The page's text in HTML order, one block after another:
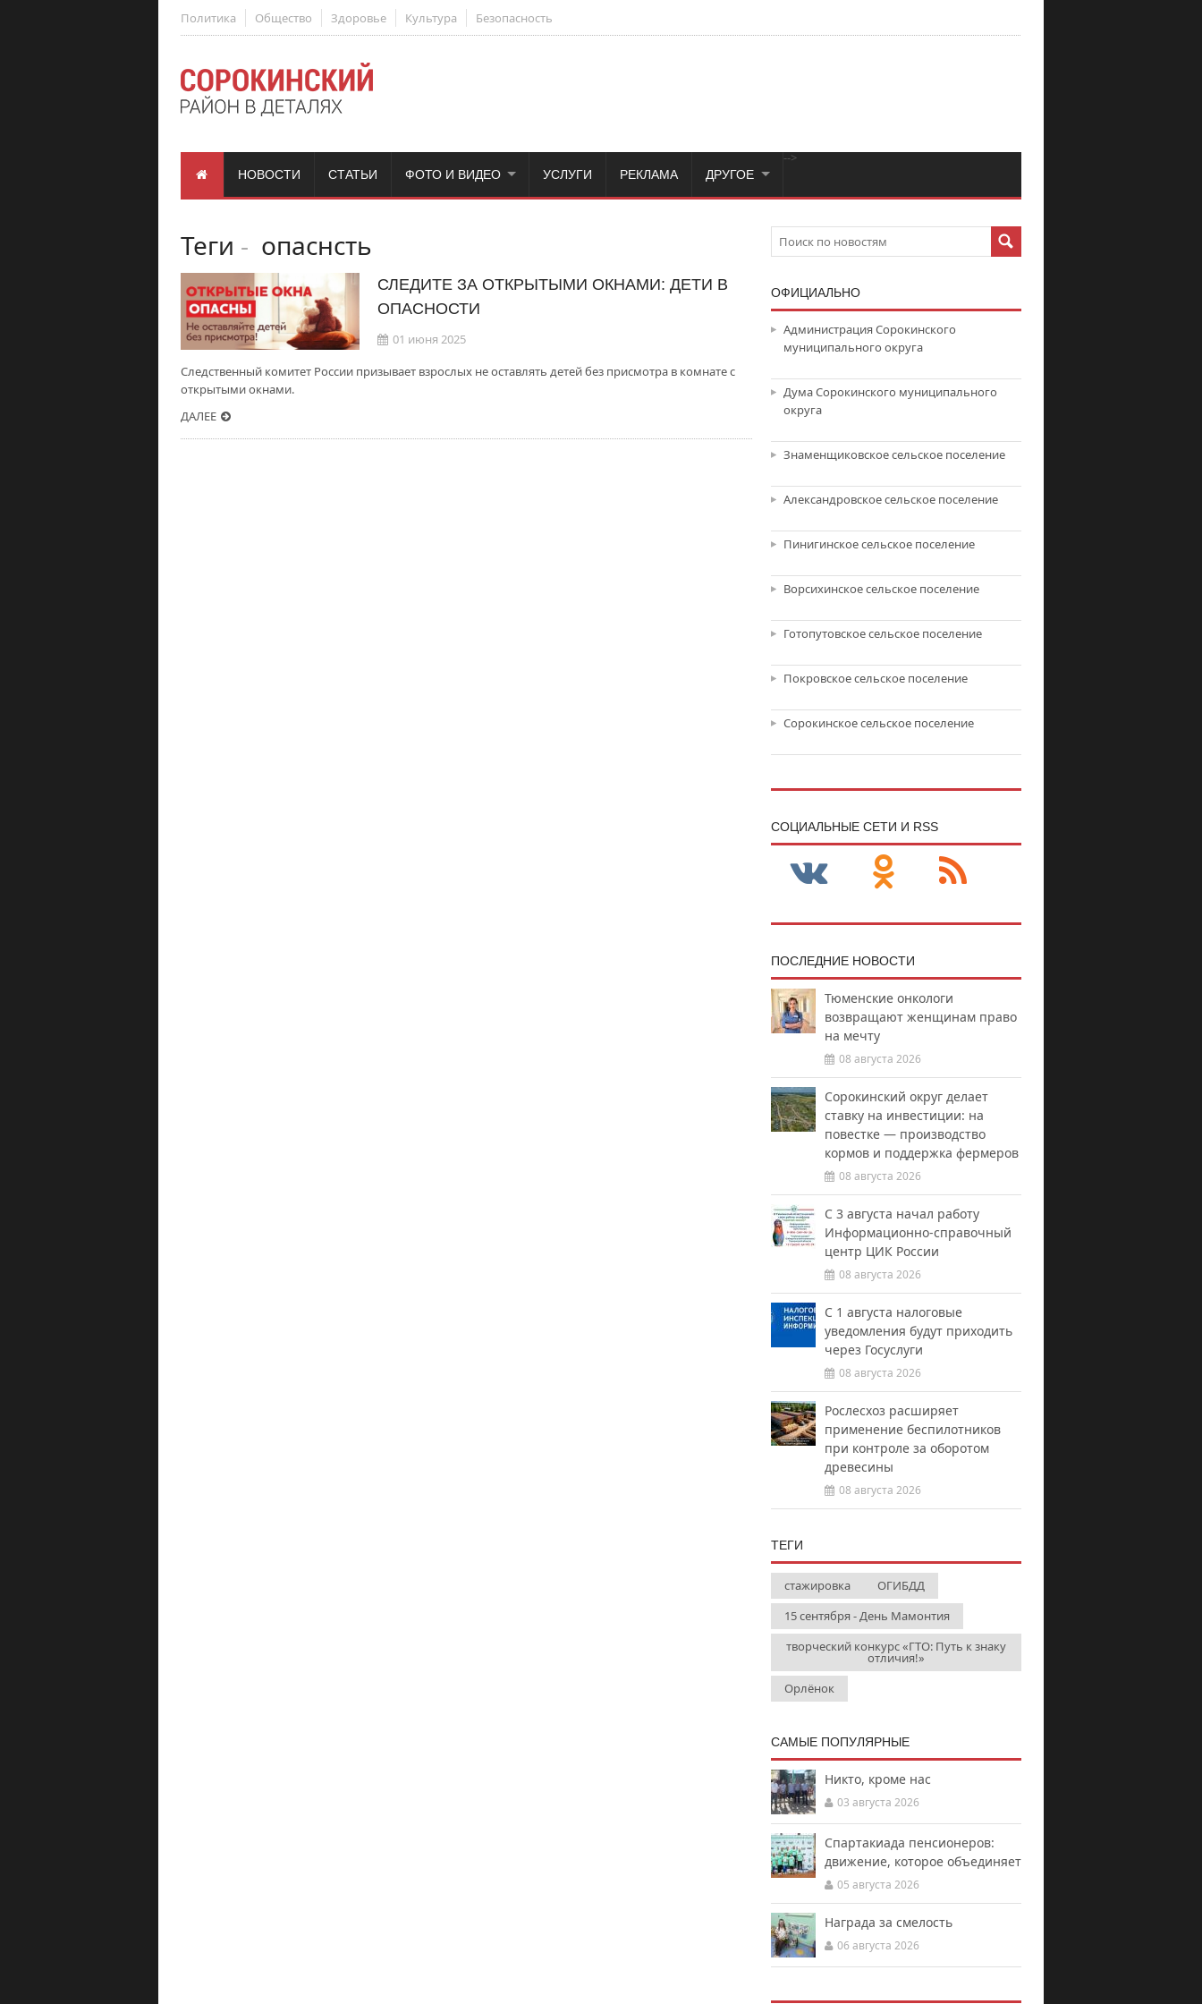
Политика Общество Здоровье Культура Безопасность
НОВОСТИ СТАТЬИ
-->
ФОТО И ВИДЕО УСЛУГИ РЕКЛАМА ДРУГОЕ
Теги - опаснсть
СЛЕДИТЕ ЗА ОТКРЫТЫМИ ОКНАМИ: ДЕТИ В
ОПАСНОСТИ
01 июня 2025
Следственный комитет России призывает взрослых не оставлять детей без присмотра в комнате с
открытыми окнами.
ДАЛЕЕ
ОФИЦИАЛЬНО
Администрация Сорокинского
муниципального округа
Дума Сорокинского муниципального
округа
Знаменщиковское сельское поселение
Александровское сельское поселение
Пинигинское сельское поселение
Ворсихинское сельское поселение
Готопутовское сельское поселение
Покровское сельское поселение
Сорокинское сельское поселение
CОЦИАЛЬНЫЕ СЕТИ И RSS
ПОСЛЕДНИЕ НОВОСТИ
Тюменские онкологи
возвращают женщинам право
на мечту
08 августа 2026
Сорокинский округ делает
ставку на инвестиции: на
повестке — производство
кормов и поддержка фермеров
08 августа 2026
С 3 августа начал работу
Информационно-справочный
центр ЦИК России
08 августа 2026
С 1 августа налоговые
уведомления будут приходить
через Госуслуги
08 августа 2026
Рослесхоз расширяет
применение беспилотников
при контроле за оборотом
древесины
08 августа 2026
ТЕГИ
стажировка
ОГИБДД
15 сентября - День Мамонтия
творческий конкурс «ГТО: Путь к знаку
отличия!»
Орлёнок
САМЫЕ ПОПУЛЯРНЫЕ
Никто, кроме нас
03 августа 2026
Спартакиада пенсионеров:
движение, которое объединяет
05 августа 2026
Награда за смелость
06 августа 2026